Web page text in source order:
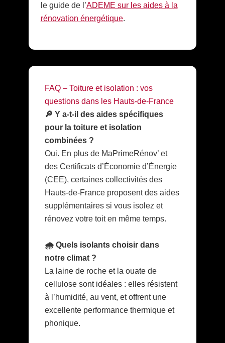
le guide de l’ADEME sur les aides à la
rénovation énergétique.
FAQ – Toiture et isolation : vos
questions dans les Hauts-de-France
🔎 Y a-t-il des aides spécifiques
pour la toiture et isolation
combinées ?
Oui. En plus de MaPrimeRénov’ et
des Certificats d’Économie d’Énergie
(CEE), certaines collectivités des
Hauts-de-France proposent des aides
supplémentaires si vous isolez et
rénovez votre toit en même temps.
🌧️ Quels isolants choisir dans
notre climat ?
La laine de roche et la ouate de
cellulose sont idéales : elles résistent
à l’humidité, au vent, et offrent une
excellente performance thermique et
phonique.